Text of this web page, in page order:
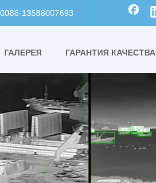
13588007693
ГАЛЕРЕЯ ГАРАНТИЯ КАЧЕСТВА